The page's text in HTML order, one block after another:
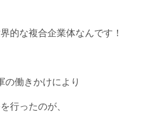
的な複合企業体なんです！
働きかけにより
行ったのが、